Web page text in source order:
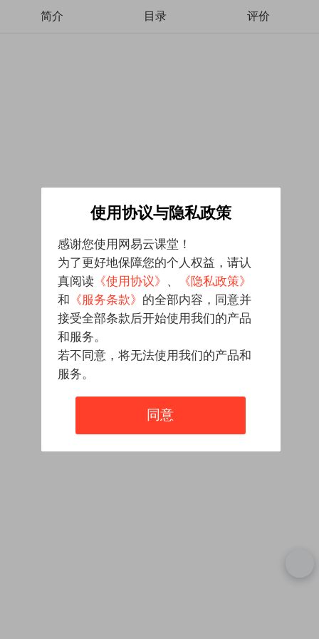
简介 目录 评价
使用协议与隐私政策
感谢您使用网易云课堂！
为了更好地保障您的个人权益，请认
真阅读 《使用协议》 、
《隐私政策》
和 《服务条款》 的全部内容，同意并
接受全部条款后开始使用我们的产品
和服务。
若不同意，将无法使用我们的产品和
服务。
同意